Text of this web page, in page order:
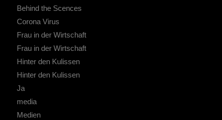
Behind the Scences
Corona Virus
Frau in der Wirtschaft
Frau in der Wirtschaft
Hinter den Kulissen
Hinter den Kulissen
Ja
media
Medien